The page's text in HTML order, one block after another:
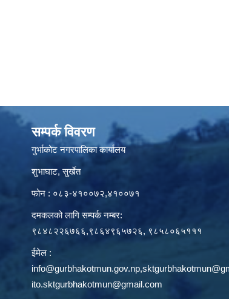
सम्पर्क विवरण
गुर्भाकोट नगरपालिका कार्यालय
शुभाघाट, सुर्खेत
फोन : ०८३-४१००७२,४१००७१
दमकलको लागि सम्पर्क नम्बर:
९८४८२२६७६६,९८६४९६५७२६, ९८५८०६५१११
ईमेल :
info@gurbhakotmun.gov.np,
ito.sktgurbhakotmun@gmail.com